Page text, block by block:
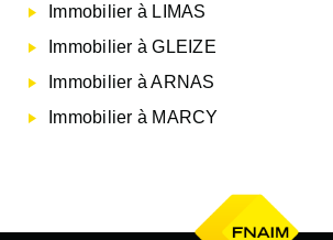
Immobilier à LIMAS
Immobilier à GLEIZE
Immobilier à ARNAS
Immobilier à MARCY